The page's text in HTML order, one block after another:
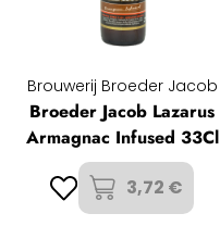
Brouwerij Broeder Jacob
Broeder Jacob Lazarus
Armagnac Infused 33Cl
3,72 €